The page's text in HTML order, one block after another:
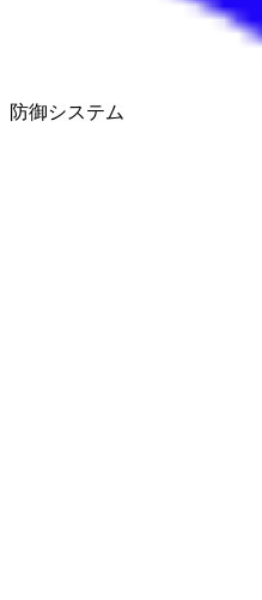
防御システム